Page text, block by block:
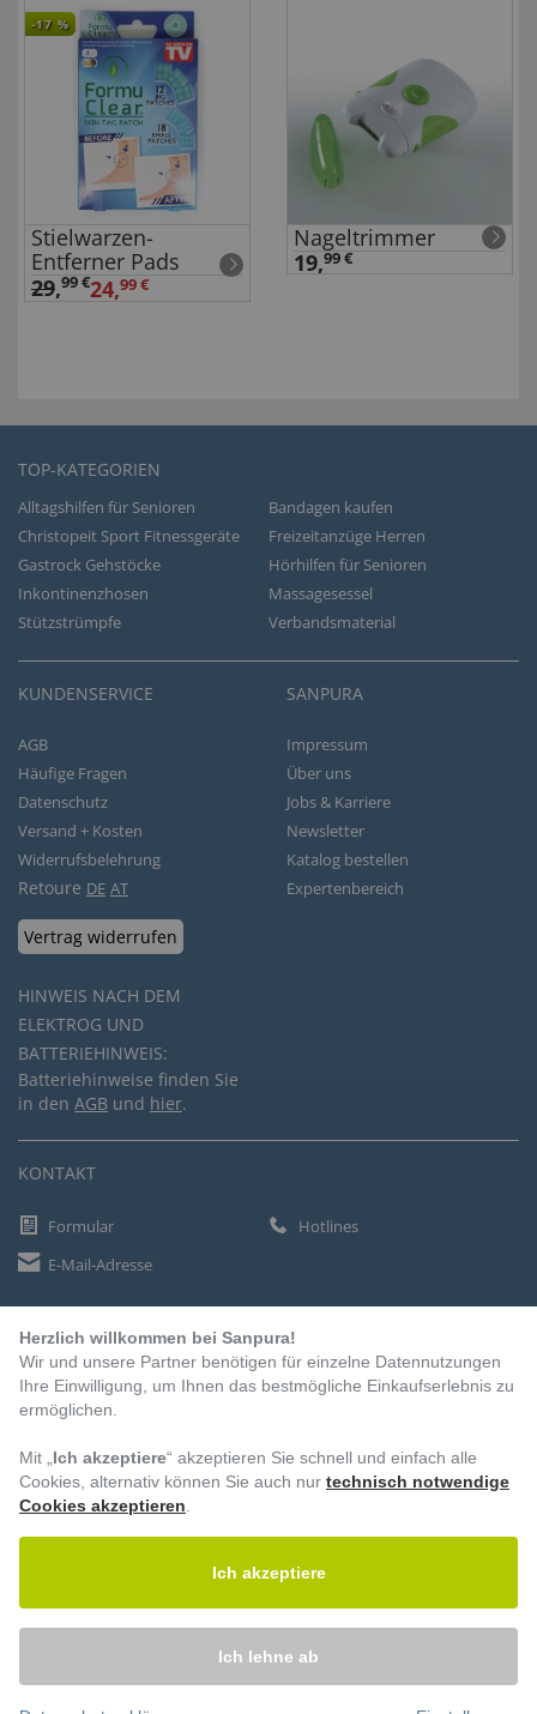
-17 %
Stielwarzen-
Entferner Pads
29,99 €24,99 €
Nageltrimmer
19,99 €
TOP-KATEGORIEN
Alltagshilfen für Senioren
Bandagen kaufen
Christopeit Sport Fitnessgeräte
Freizeitanzüge Herren
Gastrock Gehstöcke
Hörhilfen für Senioren
Inkontinenzhosen
Massagesessel
Stützstrümpfe
Verbandsmaterial
KUNDENSERVICE
AGB
Häufige Fragen
Datenschutz
Versand + Kosten
Widerrufsbelehrung
Retoure DE AT
Vertrag widerrufen
HINWEIS NACH DEM
ELEKTROG UND
BATTERIEHINWEIS:
Batteriehinweise finden Sie
in den AGB und hier.
SANPURA
Impressum
Über uns
Jobs & Karriere
Newsletter
Katalog bestellen
Expertenbereich
KONTAKT
Formular
Hotlines
E-Mail-Adresse
ZAHLUNGSARTEN
Vorkasse
BESUCHEN SIE UNS
Herzlich willkommen bei Sanpura!
Wir und unsere Partner benötigen für einzelne Datennutzungen
Ihre Einwilligung, um Ihnen das bestmögliche Einkaufserlebnis zu
ermöglichen.
Mit „ Ich akzeptiere“ akzeptieren Sie schnell und einfach alle
Cookies, alternativ können Sie auch nur technisch notwendige
Cookies akzeptieren
Ich akzeptiere
Ich lehne ab